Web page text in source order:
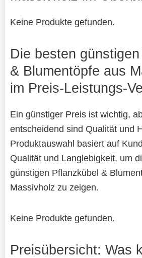
Keine Produkte gefunden.
Die besten
& Blumentöpfe aus
im Preis-Leistungs-
Ein günstiger Preis ist wichtig,
entscheidend sind Qualität und
Produktauswahl basiert auf
Qualität und Langlebigkeit, um
günstigen Pflanzkübel &
Massivholz zu zeigen.
Keine Produkte gefunden.
Preisübersicht: Was